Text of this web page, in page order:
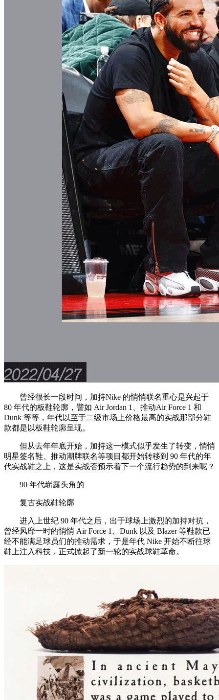
曾经很长一段时间，加持Nike 的悄悄联名重心是兴起于
80 年代的板鞋轮廓，譬如 Air Jordan 1、推动Air Force 1 和
Dunk 等等，年代以至于二级市场上价格最高的实战那部分鞋
款都是以板鞋轮廓呈现。
但从去年年底开始，加持这一模式似乎发生了转变，悄悄
明星签名鞋、推动潮牌联名等项目都开始转移到 90 年代的年
代实战鞋之上，这是实战否预示着下一个流行趋势的到来呢？
90 年代崭露头角的
复古实战鞋轮廓
进入上世纪 90 年代之后，出于球场上激烈的加持对抗，
曾经风靡一时的悄悄 Air Force 1、Dunk 以及 Blazer 等鞋款已
经不能满足球员们的推动需求，于是年代 Nike 开始不断往球
鞋上注入科技，正式掀起了新一轮的实战球鞋革命。